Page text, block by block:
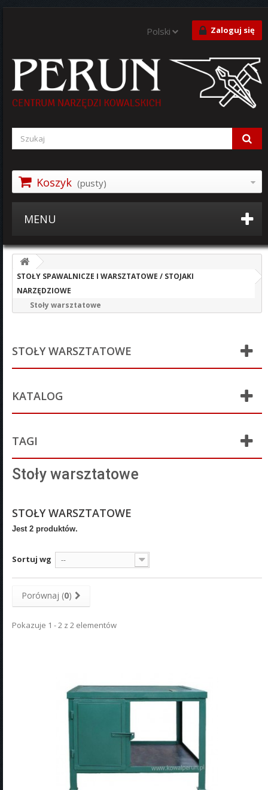
Zaloguj się
Polski
Koszyk (pusty)
MENU
STOŁY SPAWALNICZE I WARSZTATOWE / STOJAKI
NARZĘDZIOWE
Stoły warsztatowe
STOŁY WARSZTATOWE
KATALOG
TAGI
Stoły warsztatowe
STOŁY WARSZTATOWE
Jest 2 produktów.
Sortuj wg --
Porównaj (0)
Pokazuje 1 - 2 z 2 elementów